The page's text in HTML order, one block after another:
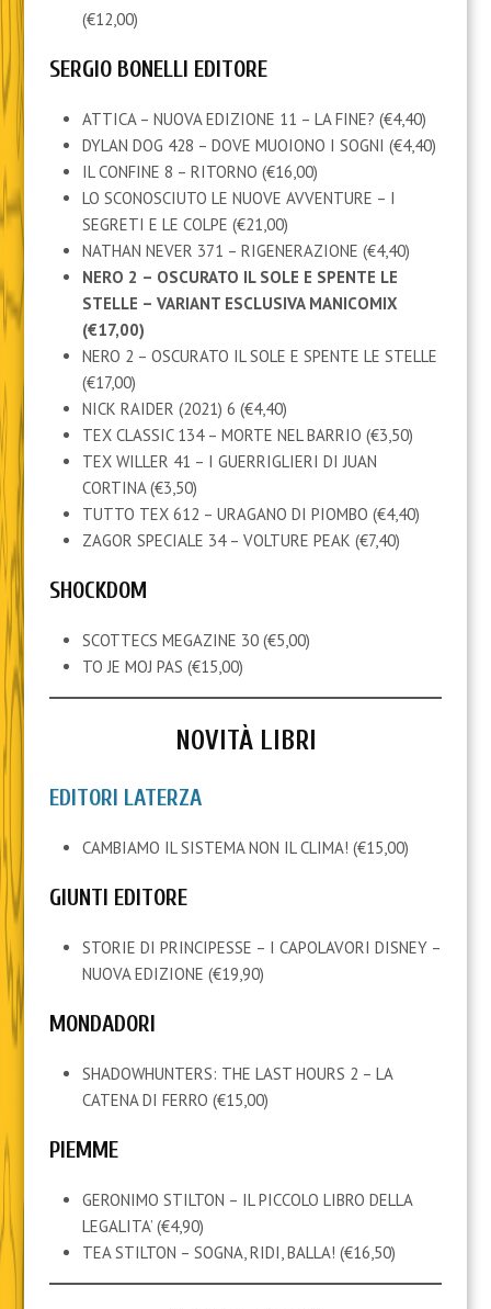
(€12,00)
SERGIO BONELLI EDITORE
ATTICA – NUOVA EDIZIONE 11 – LA FINE? (€4,40)
DYLAN DOG 428 – DOVE MUOIONO I SOGNI (€4,40)
IL CONFINE 8 – RITORNO (€16,00)
LO SCONOSCIUTO LE NUOVE AVVENTURE – I
SEGRETI E LE COLPE (€21,00)
NATHAN NEVER 371 – RIGENERAZIONE (€4,40)
NERO 2 – OSCURATO IL SOLE E SPENTE LE
STELLE – VARIANT ESCLUSIVA MANICOMIX
(€17,00)
NERO 2 – OSCURATO IL SOLE E SPENTE LE STELLE
(€17,00)
NICK RAIDER (2021) 6 (€4,40)
TEX CLASSIC 134 – MORTE NEL BARRIO (€3,50)
TEX WILLER 41 – I GUERRIGLIERI DI JUAN
CORTINA (€3,50)
TUTTO TEX 612 – URAGANO DI PIOMBO (€4,40)
ZAGOR SPECIALE 34 – VOLTURE PEAK (€7,40)
SHOCKDOM
SCOTTECS MEGAZINE 30 (€5,00)
TO JE MOJ PAS (€15,00)
NOVITÀ LIBRI
EDITORI LATERZA
CAMBIAMO IL SISTEMA NON IL CLIMA! (€15,00)
GIUNTI EDITORE
STORIE DI PRINCIPESSE – I CAPOLAVORI DISNEY –
NUOVA EDIZIONE (€19,90)
MONDADORI
SHADOWHUNTERS: THE LAST HOURS 2 – LA
CATENA DI FERRO (€15,00)
PIEMME
GERONIMO STILTON – IL PICCOLO LIBRO DELLA
LEGALITA’ (€4,90)
TEA STILTON – SOGNA, RIDI, BALLA! (€16,50)